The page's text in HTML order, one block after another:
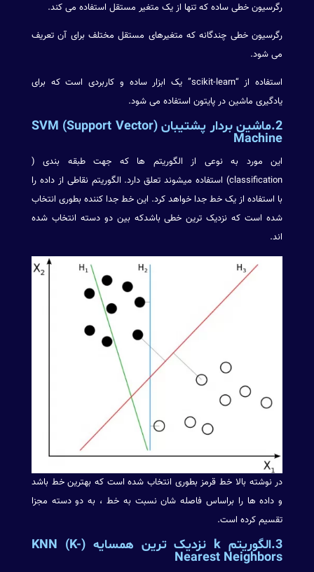
رگرسیون خطی ساده که تنها از یک متغیر مستقل استفاده می کند.
رگرسیون خطی چندگانه که متغیرهای مستقل مختلف برای آن تعریف
می شود.
استفاده از “scikit-learn” یک ابزار ساده و کاربردی است که برای
یادگیری ماشین در پایتون استفاده می شود.
2.ماشین بردار پشتیبان (SVM (Support Vector
Machine
این مورد به نوعی از الگوریتم ها که جهت طبقه بندی (
classification) استفاده میشوند تعلق دارد. الگوریتم نقاطی از داده را
با استفاده از یک خط جدا خواهد کرد. این خط جدا کننده بطوری انتخاب
شده است که نزدیک ترین خطی باشدکه بین دو دسته انتخاب شده
اند.
در نوشته بالا خط قرمز بطوری انتخاب شده است که بهترین خط باشد
و داده ها را براساس فاصله شان نسبت به خط ، به دو دسته مجزا
تقسیم کرده است.
3.الگوریتم k نزدیک ترین همسایه (KNN (K-
Nearest Neighbors